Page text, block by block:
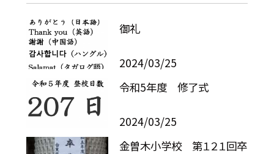
御礼
2024/03/25
令和5年度 修了式
2024/03/25
金曽木小学校 第１２１回卒